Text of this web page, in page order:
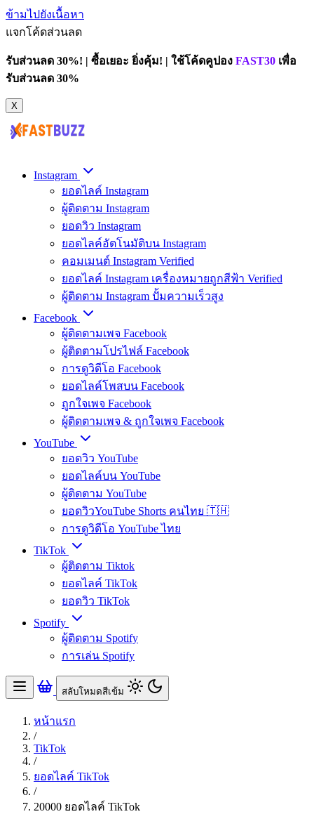
ข้ามไปยังเนื้อหา
แจกโค้ดส่วนลด
รับส่วนลด 30%! | ซื้อเยอะ ยิ่งคุ้ม! | ใช้โค้ดคูปอง FAST30 เพื่อ
รับส่วนลด 30%
X
Instagram
ยอดไลค์ Instagram
ผู้ติดตาม Instagram
ยอดวิว Instagram
ยอดไลค์อัตโนมัติบน Instagram
คอมเมนต์ Instagram Verified
ยอดไลค์ Instagram เครื่องหมายถูกสีฟ้า Verified
ผู้ติดตาม Instagram ปั้มความเร็วสูง
Facebook
ผู้ติดตามเพจ Facebook
ผู้ติดตามโปรไฟล์ Facebook
การดูวิดีโอ Facebook
ยอดไลค์โพสบน Facebook
ถูกใจเพจ Facebook
ผู้ติดตามเพจ & ถูกใจเพจ Facebook
YouTube
ยอดวิว YouTube
ยอดไลค์บน YouTube
ผู้ติดตาม YouTube
ยอดวิวYouTube Shorts คนไทย 🇹🇭
การดูวิดีโอ YouTube ไทย
TikTok
ผู้ติดตาม Tiktok
ยอดไลค์ TikTok
ยอดวิว TikTok
Spotify
ผู้ติดตาม Spotify
การเล่น Spotify
สลับโหมดสีเข้ม
หน้าแรก
/
TikTok
/
ยอดไลค์ TikTok
/
20000 ยอดไลค์ TikTok